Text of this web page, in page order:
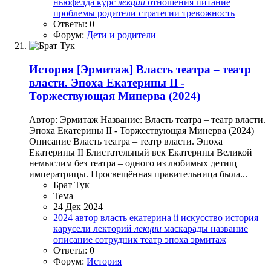
ньюфелда курс лекции отношения питание
проблемы родители стратегии тревожность
Ответы: 0
Форум: Дети и родители
История [Эрмитаж] Власть театра – театр
власти. Эпоха Екатерины II -
Торжествующая Минерва (2024)
Автор: Эрмитаж Название: Власть театра – театр власти.
Эпоха Екатерины II - Торжествующая Минерва (2024)
Описание Власть театра – театр власти. Эпоха
Екатерины II Блистательный век Екатерины Великой
немыслим без театра – одного из любимых детищ
императрицы. Просвещённая правительница была...
Брат Тук
Тема
24 Дек 2024
2024 автор власть екатерина ii искусство история
карусели лекторий лекции маскарады название
описание сотрудник театр эпоха эрмитаж
Ответы: 0
Форум: История